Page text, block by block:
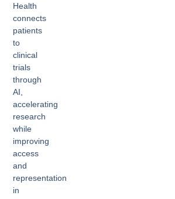
Health
connects
patients
to
clinical
trials
through
AI,
accelerating
research
while
improving
access
and
representation
in